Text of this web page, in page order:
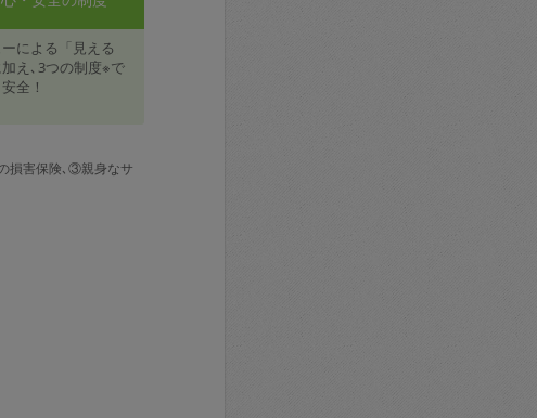
による「見える
え､3つの制度※で
全！
損害保険､③親身なサ